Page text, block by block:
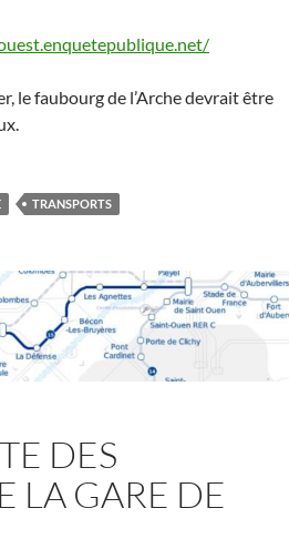
le faubourg de l’Arche devrait être
TRANSPORTS
DES
LA GARE DE